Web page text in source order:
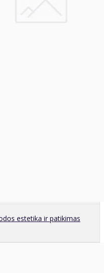
estetika ir patikimas